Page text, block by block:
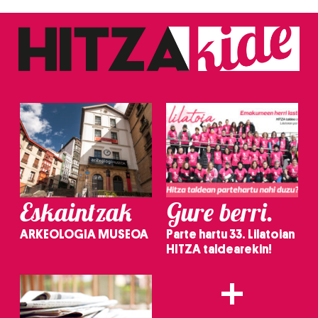
Eskaintzak
ARKEOLOGIA MUSEOA
Gure berri.
Parte hartu 33. Lilatoian
HITZA taldearekin!
+